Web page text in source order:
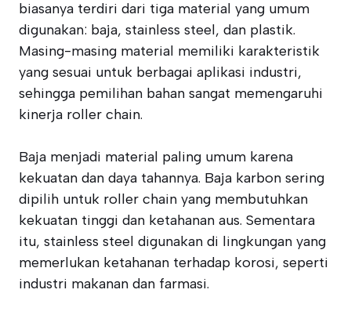
biasanya terdiri dari tiga material yang umum
digunakan: baja, stainless steel, dan plastik.
Masing-masing material memiliki karakteristik
yang sesuai untuk berbagai aplikasi industri,
sehingga pemilihan bahan sangat memengaruhi
kinerja roller chain.
Baja menjadi material paling umum karena
kekuatan dan daya tahannya. Baja karbon sering
dipilih untuk roller chain yang membutuhkan
kekuatan tinggi dan ketahanan aus. Sementara
itu, stainless steel digunakan di lingkungan yang
memerlukan ketahanan terhadap korosi, seperti
industri makanan dan farmasi.